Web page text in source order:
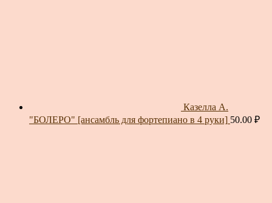
Казелла А.
"БОЛЕРО" [ансамбль для фортепиано в 4 руки] 50.00 ₽